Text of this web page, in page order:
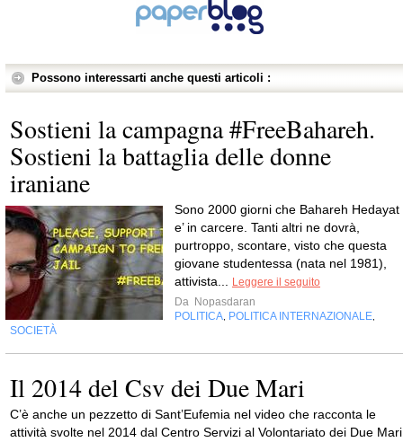
Possono interessarti anche questi articoli :
Sostieni la campagna #FreeBahareh.
Sostieni la battaglia delle donne
iraniane
Sono 2000 giorni che Bahareh Hedayat
e’ in carcere. Tanti altri ne dovrà,
purtroppo, scontare, visto che questa
giovane studentessa (nata nel 1981),
attivista...
Leggere il seguito
Da Nopasdaran
POLITICA POLITICA INTERNAZIONALE
SOCIETÀ
Il 2014 del Csv dei Due Mari
C’è anche un pezzetto di Sant’Eufemia nel video che racconta le
attività svolte nel 2014 dal Centro Servizi al Volontariato dei Due Mari